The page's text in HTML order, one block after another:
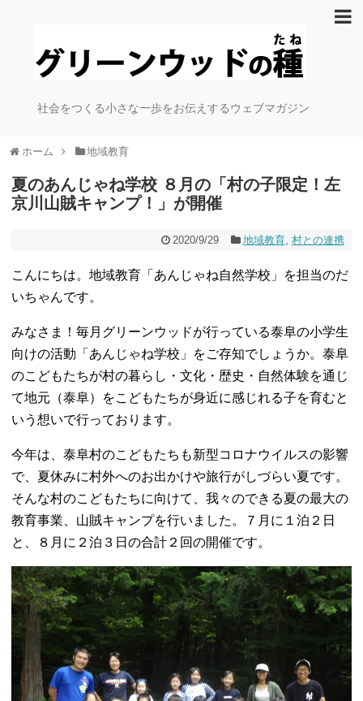
社会をつくる小さな一歩をお伝えするウェブマガジン
ホーム 地域教育
夏のあんじゃね学校 ８月の「村の子限定！左
京川山賊キャンプ！」が開催
2020/9/29 地域教育, 村との連携
こんにちは。地域教育「あんじゃね自然学校」を担当のだ
いちゃんです。
みなさま！毎月グリーンウッドが行っている泰阜の小学生
向けの活動「あんじゃね学校」をご存知でしょうか。泰阜
のこどもたちが村の暮らし・文化・歴史・自然体験を通じ
て地元（泰阜）をこどもたちが身近に感じれる子を育むと
いう想いで行っております。
今年は、泰阜村のこどもたちも新型コロナウイルスの影響
で、夏休みに村外へのお出かけや旅行がしづらい夏です。
そんな村のこどもたちに向けて、我々のできる夏の最大の
教育事業、山賊キャンプを行いました。７月に１泊２日
と、８月に２泊３日の合計２回の開催です。